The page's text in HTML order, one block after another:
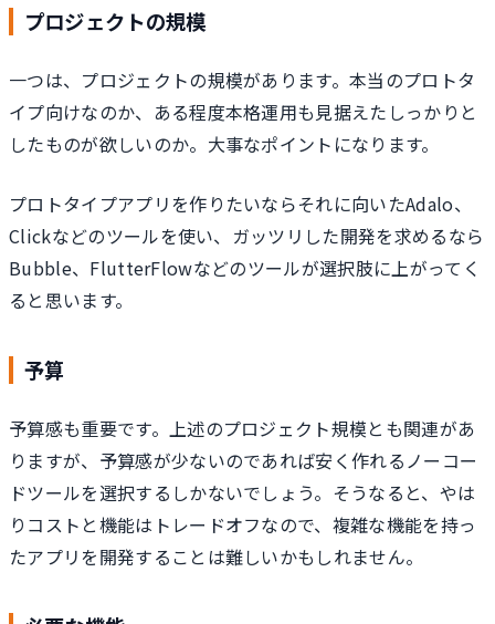
プロジェクトの規模
一つは、プロジェクトの規模があります。本当のプロトタ
イプ向けなのか、ある程度本格運用も見据えたしっかりと
したものが欲しいのか。大事なポイントになります。
プロトタイプアプリを作りたいならそれに向いたAdalo、
Clickなどのツールを使い、ガッツリした開発を求めるなら
Bubble、FlutterFlowなどのツールが選択肢に上がってく
ると思います。
予算
予算感も重要です。上述のプロジェクト規模とも関連があ
りますが、予算感が少ないのであれば安く作れるノーコー
ドツールを選択するしかないでしょう。そうなると、やは
りコストと機能はトレードオフなので、複雑な機能を持っ
たアプリを開発することは難しいかもしれません。